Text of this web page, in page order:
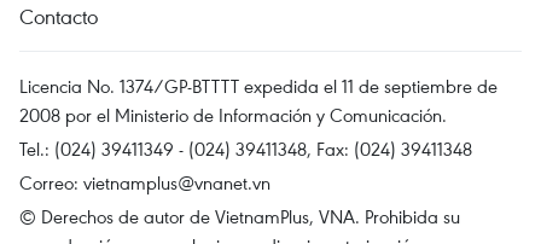
Contacto
Licencia No. 1374/GP-BTTTT expedida el 11 de septiembre de
2008 por el Ministerio de Información y Comunicación.
Tel.: (024) 39411349 - (024) 39411348, Fax: (024) 39411348
Correo: vietnamplus@vnanet.vn
© Derechos de autor de VietnamPlus, VNA. Prohibida su